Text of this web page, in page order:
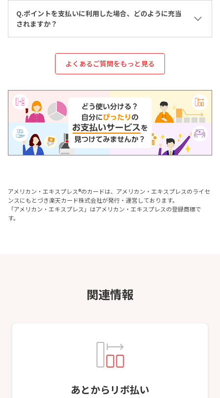
Q.ポイントを支払いに利用した場合、どのように充当
されますか？
よくあるご質問をもっと見る
アメリカン・エキスプレス®のカードは、アメリカン・エキスプレスのライセ
ンスにもとづき楽天カード株式会社が発行・運営しております。
「アメリカン・エキスプレス」はアメリカン・エキスプレスの登録商標で
す。
関連情報
あとからリボ払い